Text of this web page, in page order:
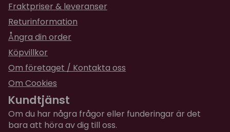
Fraktpriser & leveranser
Returinformation
Ångra din order
Köpvillkor
Om företaget / Kontakta oss
Om Cookies
Kundtjänst
Om du har några frågor eller funderingar är det
bara att höra av dig till oss.